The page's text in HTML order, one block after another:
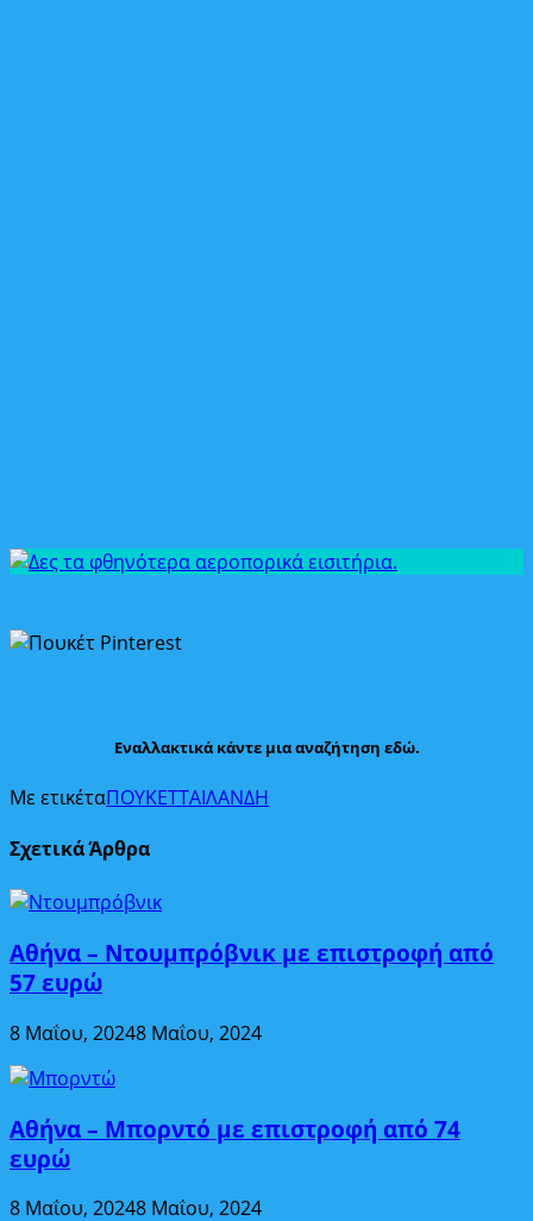
Εναλλακτικά κάντε μια αναζήτηση εδώ.
Με ετικέταΠΟΥΚΕΤΤΑΙΛΑΝΔΗ
Σχετικά Άρθρα
Αθήνα – Ντουμπρόβνικ με επιστροφή από
57 ευρώ
8 Μαΐου, 20248 Μαΐου, 2024
Αθήνα – Μπορντό με επιστροφή από 74
ευρώ
8 Μαΐου, 20248 Μαΐου, 2024